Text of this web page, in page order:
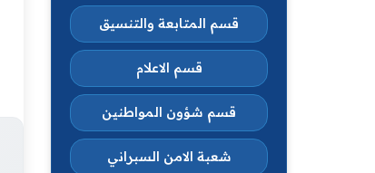
قسم المتابعة والتنسيق
قسم الاعلام
قسم شؤون المواطنين
شعبة الامن السبراني